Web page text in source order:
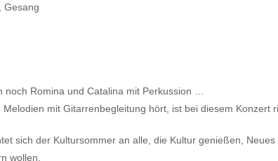
Gesang
Romina und Catalina mit Perkussion …
mit Gitarrenbegleitung hört, ist bei diesem Konzert
sich der Kultursommer an alle, die Kultur genießen,
wollen.